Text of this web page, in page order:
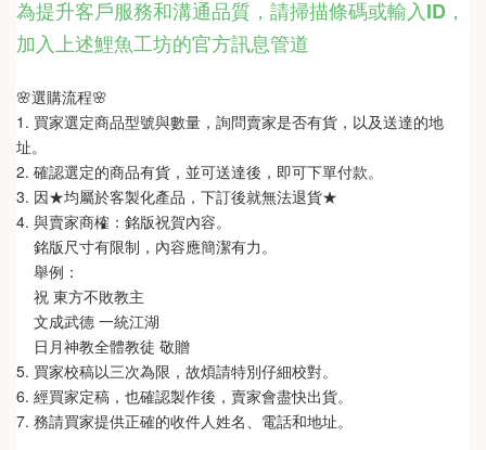
為提升客戶服務和溝通品質，請掃描條碼或輸入ID ，
加入上述鯉魚工坊的官方訊息管道
🌸選購流程🌸
1. 買家選定商品型號與數量，詢問賣家是否有貨，以及送達的地
址。
2. 確認選定的商品有貨，並可送達後，即可下單付款。
3. 因★均屬於客製化產品，下訂後就無法退貨★
4. 與賣家商榷：銘版祝賀內容。
銘版尺寸有限制，內容應簡潔有力。
舉例：
祝 東方不敗教主
文成武德 一統江湖
日月神教全體教徒 敬贈
5. 買家校稿以三次為限，故煩請特別仔細校對。
6. 經買家定稿，也確認製作後，賣家會盡快出貨。
7. 務請買家提供正確的收件人姓名、電話和地址。